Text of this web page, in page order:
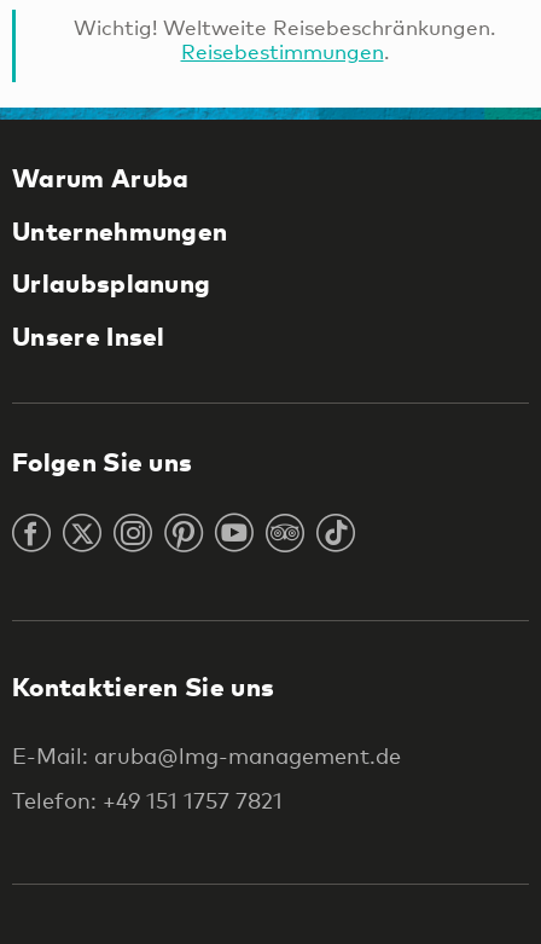
Wichtig! Weltweite Reisebeschränkungen.
Reisebestimmungen.
Warum Aruba
Unternehmungen
Urlaubsplanung
Unsere Insel
Folgen Sie uns
Kontaktieren Sie uns
E-Mail: aruba@lmg-management.de
Telefon: +49 151 1757 7821